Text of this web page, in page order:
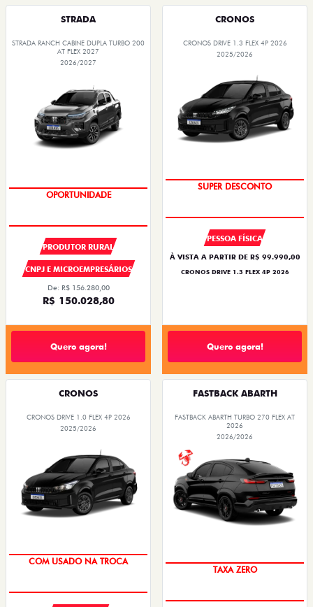
STRADA
STRADA RANCH CABINE DUPLA TURBO 200
AT FLEX 2027
2026/2027
SUPER DESCONTO
PRODUTOR RURAL
CNPJ E MICROEMPRESÁRIOS
De: R$ 156.280,00
R$ 150.028,80
Quero agora!
CRONOS
CRONOS DRIVE 1.3 FLEX 4P 2026
2025/2026
BÔNUS DE ATÉ R$ 14 MIL
PESSOA FÍSICA
À VISTA A PARTIR DE R$ 99.990,00
CRONOS DRIVE 1.3 FLEX 4P 2026
Quero agora!
CRONOS
CRONOS DRIVE 1.0 FLEX 4P 2026
2025/2026
SUPER DESCONTO
FASTBACK ABARTH
FASTBACK ABARTH TURBO 270 FLEX AT
2026
2026/2026
SAIA DE FIAT 0KM